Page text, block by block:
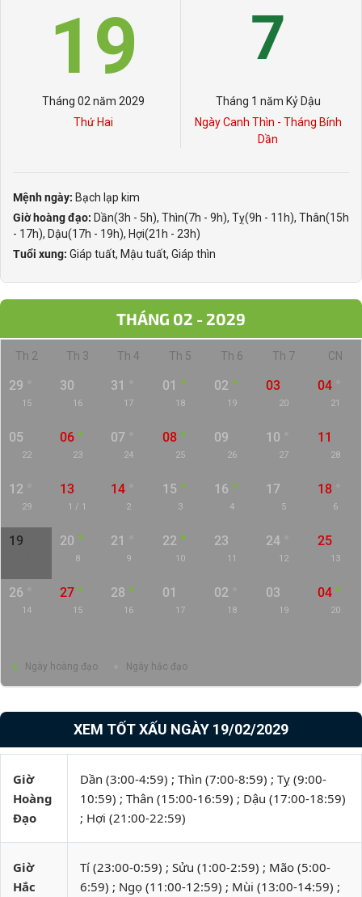
19
Tháng 02 năm 2029
Thứ Hai
7
Tháng 1 năm Kỷ Dậu
Ngày Canh Thìn - Tháng Bính
Dần
Mệnh ngày: Bạch lạp kim
Giờ hoàng đạo: Dần(3h - 5h), Thìn(7h - 9h), Tỵ(9h - 11h), Thân(15h
- 17h), Dậu(17h - 19h), Hợi(21h - 23h)
Tuổi xung: Giáp tuất, Mậu tuất, Giáp thìn
THÁNG 02 - 2029
Th 2 Th 3 Th 4 Th 5 Th 6 Th 7 CN
29
15
30
16
31
17
01
18
02
19
03
20
04
21
05
22
06
23
07
24
08
25
09
26
10
27
11
28
12
29
13
1 / 1
14
2
15
3
16
4
17
5
18
6
19 20
8
21
9
22
10
23
11
24
12
25
13
26
14
27
15
28
16
01
17
02
18
03
19
04
20
Ngày hoàng đạo Ngày hắc đạo
XEM TỐT XẤU NGÀY 19/02/2029
Giờ
Hoàng
Đạo
Dần (3:00-4:59) ; Thìn (7:00-8:59) ; Tỵ (9:00-
10:59) ; Thân (15:00-16:59) ; Dậu (17:00-18:59)
; Hợi (21:00-22:59)
Giờ
Hắc
Tí (23:00-0:59) ; Sửu (1:00-2:59) ; Mão (5:00-
6:59) ; Ngọ (11:00-12:59) ; Mùi (13:00-14:59) ;